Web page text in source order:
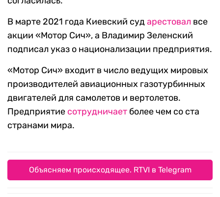
В марте 2021 года Киевский сударестовал все
акции «Мотор Сич», а Владимир Зеленский
подписал указ о национализации предприятия.
«Мотор Сич» входит в число ведущих мировых
производителей авиационных газотурбинных
двигателей для самолетов и вертолетов.
Предприятие сотрудничает более чем со ста
странами мира.
Объясняем происходящее. RTVI в Telegram